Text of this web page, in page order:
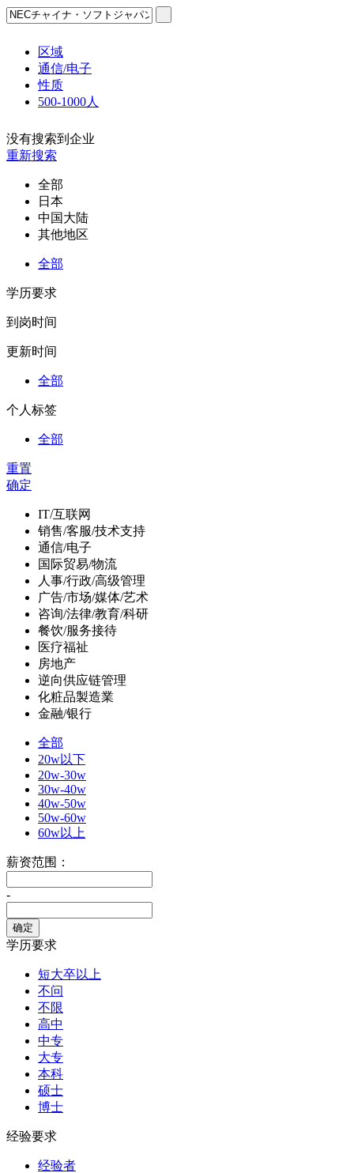
区域
通信/电子
性质
500-1000人
没有搜索到企业
重新搜索
全部
日本
中国大陆
其他地区
全部
学历要求
到岗时间
更新时间
全部
个人标签
全部
重置
确定
IT/互联网
销售/客服/技术支持
通信/电子
国际贸易/物流
人事/行政/高级管理
广告/市场/媒体/艺术
咨询/法律/教育/科研
餐饮/服务接待
医疗福祉
房地产
逆向供应链管理
化粧品製造業
金融/银行
全部
20w以下
20w-30w
30w-40w
40w-50w
50w-60w
60w以上
薪资范围：
-
学历要求
短大卒以上
不问
不限
高中
中专
大专
本科
硕士
博士
经验要求
经验者